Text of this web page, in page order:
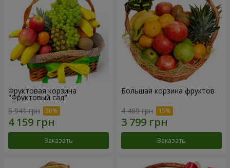
Фруктовая корзина
"Фруктовый сад"
5 941 грн
Заказать
Большая корзина фруктов
4 469 грн
Заказать